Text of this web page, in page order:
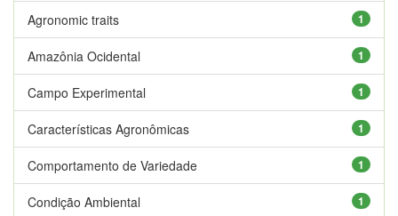
1
Agronomic traits
1
Amazônia Ocidental
1
Campo Experimental
1
Características Agronômicas
1
Comportamento de Variedade
1
Condição Ambiental